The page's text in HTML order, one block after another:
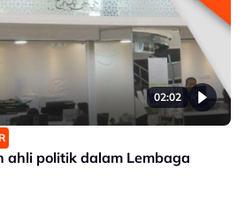
02:02
ahli politik dalam Lembaga